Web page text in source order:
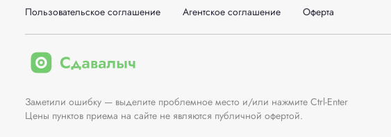
Пользовательское соглашение Агентское соглашение Оферта
Заметили ошибку — выделите проблемное место и/или нажмите Ctrl-Enter
Цены пунктов приема на сайте не являются публичной офертой.